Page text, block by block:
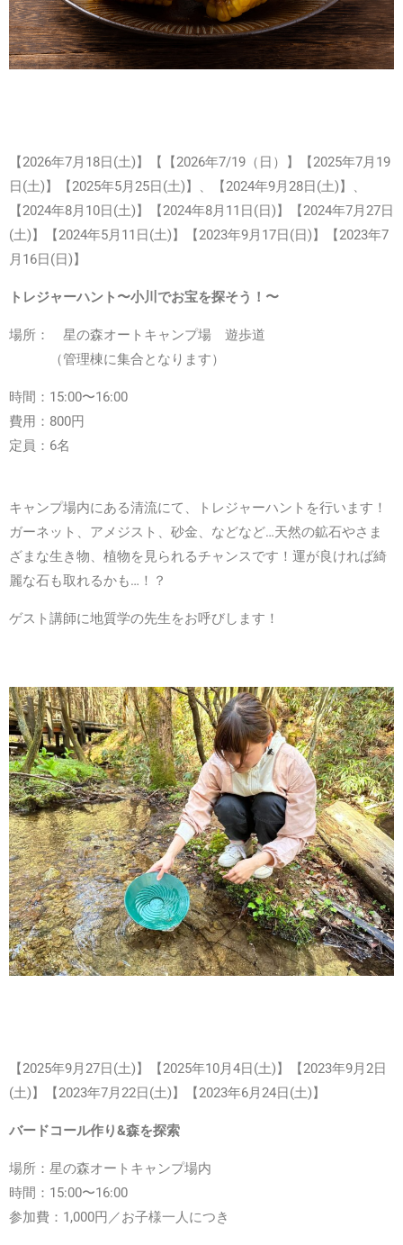
【2026年7月18日(土)】【【2026年7/19（日）】【2025年7月19
日(土)】
【2025年5月25日(土)】、【2024年9月28日(土)】、
【2024年8月10日(土)】 【2024年8月11日(日)】
【2024年7月27日
(土)】
【2024年5月11日(土)】
【2023年9月17日(日)】【2023年7
月16日(日)】
トレジャーハント〜小川でお宝を探そう！〜
場所：
星の森オートキャンプ場 遊歩道
（管理棟に集合となります）
時間：15:00〜16:00
費用：800円
定員：6名
キャンプ場内にある清流にて、トレジャーハントを行います！
ガーネット、アメジスト、砂金、などなど…天然の鉱石やさま
ざまな生き物、植物を見られるチャンスです！運が良ければ綺
麗な石も取れるかも…！？
ゲスト講師に地質学の先生をお呼びします！
【2025年9月27日(土)】【2025年10月4日(土)】【2023年9月2日
(土)】 【2023年7月22日(土)】 【2023年6月24日(土)】
バードコール作り&森を探索
場所：星の森オートキャンプ場内
時間： 15:00〜16:00
参加費： 1,000円／お子様一人につき